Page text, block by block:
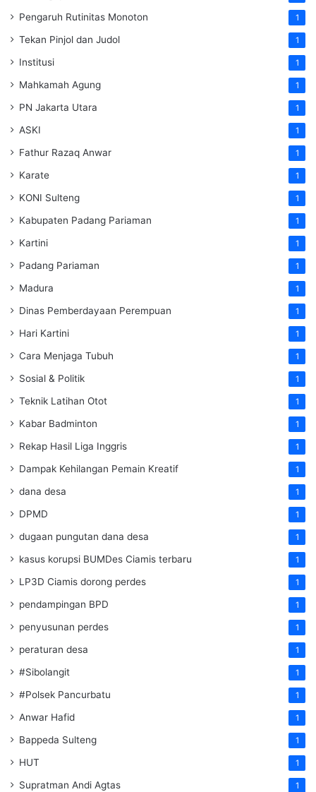
Pengaruh Rutinitas Monoton 1
Tekan Pinjol dan Judol 1
Institusi 1
Mahkamah Agung 1
PN Jakarta Utara 1
ASKI 1
Fathur Razaq Anwar 1
Karate 1
KONI Sulteng 1
Kabupaten Padang Pariaman 1
Kartini 1
Padang Pariaman 1
Madura 1
Dinas Pemberdayaan Perempuan 1
Hari Kartini 1
Cara Menjaga Tubuh 1
Sosial & Politik 1
Teknik Latihan Otot 1
Kabar Badminton 1
Rekap Hasil Liga Inggris 1
Dampak Kehilangan Pemain Kreatif 1
dana desa 1
DPMD 1
dugaan pungutan dana desa 1
kasus korupsi BUMDes Ciamis terbaru 1
LP3D Ciamis dorong perdes 1
pendampingan BPD 1
penyusunan perdes 1
peraturan desa 1
#Sibolangit 1
#Polsek Pancurbatu 1
Anwar Hafid 1
Bappeda Sulteng 1
HUT 1
Supratman Andi Agtas 1